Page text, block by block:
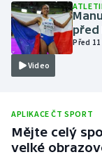
Plavání
Plážový
Rychlobruslení
Rychlostní
Video
před
Před
APLIKACE ČT SPORT
Mějte celý
velké